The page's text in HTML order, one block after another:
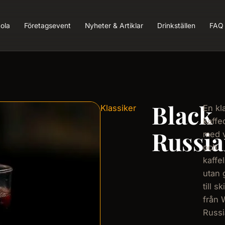
Företagsevent Nyheter & Artiklar Drinkställen FAQ
Klassiker
Black
En
med
och
utan
till
från